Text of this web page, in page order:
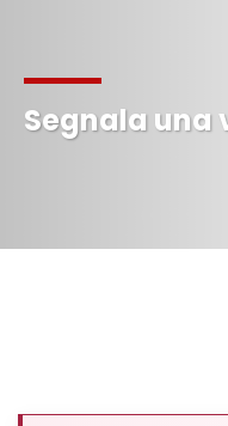
Segnala una